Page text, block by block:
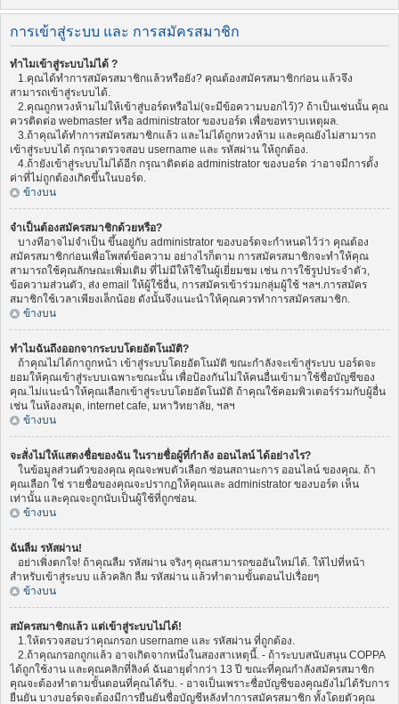
การเข้าสู่ระบบ และ การสมัครสมาชิก
ทำไมเข้าสู่ระบบไม่ได้ ?
1.คุณได้ทำการสมัครสมาชิกแล้วหรือยัง? คุณต้องสมัครสมาชิกก่อน แล้วจึง
สามารถเข้าสู่ระบบได้.
2.คุณถูกหวงห้ามไม่ให้เข้าสู่บอร์ดหรือไม่(จะมีข้อความบอกไว้)? ถ้าเป็นเช่นนั้น คุณ
ควรติดต่อ webmaster หรือ administrator ของบอร์ด เพื่อขอทราบเหตุผล.
3.ถ้าคุณได้ทำการสมัครสมาชิกแล้ว และไม่ได้ถูกหวงห้าม และคุณยังไม่สามารถ
เข้าสู่ระบบได้ กรุณาตรวจสอบ username และ รหัสผ่าน ให้ถูกต้อง.
4.ถ้ายังเข้าสู่ระบบไม่ได้อีก กรุณาติดต่อ administrator ของบอร์ด ว่าอาจมีการตั้ง
ค่าที่ไม่ถูกต้องเกิดขึ้นในบอร์ด.
ข้างบน
จำเป็นต้องสมัครสมาชิกด้วยหรือ?
บางทีอาจไม่จำเป็น ขึ้นอยู่กับ administrator ของบอร์ดจะกำหนดไว้ว่า คุณต้อง
สมัครสมาชิกก่อนเพื่อโพสต์ข้อความ อย่างไรก็ตาม การสมัครสมาชิกจะทำให้คุณ
สามารถใช้คุณลักษณะเพิ่มเติม ที่ไม่มีให้ใช้ในผู้เยี่ยมชม เช่น การใช้รูปประจำตัว,
ข้อความส่วนตัว, ส่ง email ให้ผู้ใช้อื่น, การสมัครเข้าร่วมกลุ่มผู้ใช้ ฯลฯ.การสมัคร
สมาชิกใช้เวลาเพียงเล็กน้อย ดังนั้นจึงแนะนำให้คุณควรทำการสมัครสมาชิก.
ข้างบน
ทำไมฉันถึงออกจากระบบโดยอัตโนมัติ?
ถ้าคุณไม่ได้กาถูกหน้า เข้าสู่ระบบโดยอัตโนมัติ ขณะกำลังจะเข้าสู่ระบบ บอร์ดจะ
ยอมให้คุณเข้าสู่ระบบเฉพาะขณะนั้น เพื่อป้องกันไม่ให้คนอื่นเข้ามาใช้ชื่อบัญชีของ
คุณ.ไม่แนะนำให้คุณเลือกเข้าสู่ระบบโดยอัตโนมัติ ถ้าคุณใช้คอมพิวเตอร์ร่วมกับผู้อื่น
เช่น ในห้องสมุด, internet cafe, มหาวิทยาลัย, ฯลฯ
ข้างบน
จะสั่งไม่ให้แสดงชื่อของฉัน ในรายชื่อผู้ที่กำลัง ออนไลน์ ได้อย่างไร?
ในข้อมูลส่วนตัวของคุณ คุณจะพบตัวเลือก ซ่อนสถานะการ ออนไลน์ ของคุณ. ถ้า
คุณเลือก ใช่ รายชื่อของคุณจะปรากฏให้คุณและ administrator ของบอร์ด เห็น
เท่านั้น และคุณจะถูกนับเป็นผู้ใช้ที่ถูกซ่อน.
ข้างบน
ฉันลืม รหัสผ่าน!
อย่าเพิ่งตกใจ! ถ้าคุณลืม รหัสผ่าน จริงๆ คุณสามารถขออันใหม่ได้. ให้ไปที่หน้า
สำหรับเข้าสู่ระบบ แล้วคลิก ลืม รหัสผ่าน แล้วทำตามขั้นตอนไปเรื่อยๆ
ข้างบน
สมัครสมาชิกแล้ว แต่เข้าสู่ระบบไม่ได้!
1.ให้ตรวจสอบว่าคุณกรอก username และ รหัสผ่าน ที่ถูกต้อง.
2.ถ้าคุณกรอกถูกแล้ว อาจเกิดจากหนึ่งในสองสาเหตุนี้. - ถ้าระบบสนับสนุน COPPA
ได้ถูกใช้งาน และคุณคลิกที่ลิงค์ ฉันอายุต่ำกว่า 13 ปี ขณะที่คุณกำลังสมัครสมาชิก
คุณจะต้องทำตามขั้นตอนที่คุณได้รับ. - อาจเป็นเพราะชื่อบัญชีของคุณยังไม่ได้รับการ
ยืนยัน บางบอร์ดจะต้องมีการยืนยันชื่อบัญชีหลังทำการสมัครสมาชิก ทั้งโดยตัวคุณ